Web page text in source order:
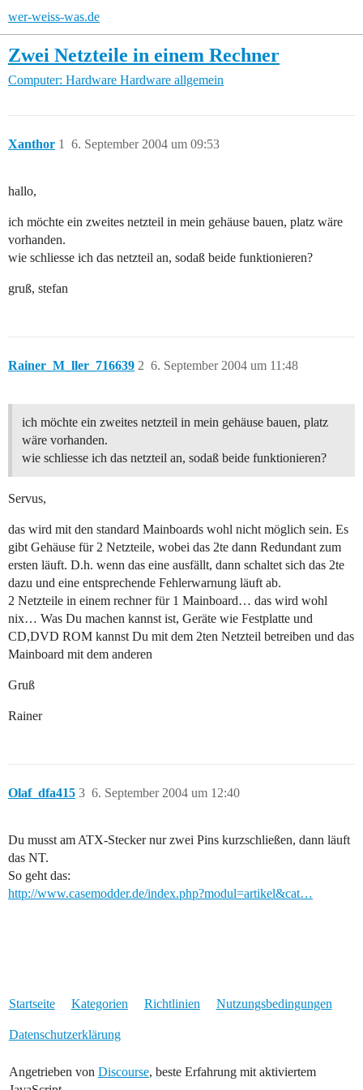
wer-weiss-was.de
Zwei Netzteile in einem Rechner
Computer: Hardware Hardware allgemein
Xanthor 6. September 2004 um 09:53
1
hallo,
ich möchte ein zweites netzteil in mein gehäuse bauen, platz wäre
vorhanden.
wie schliesse ich das netzteil an, sodaß beide funktionieren?
gruß, stefan
Rainer_M_ller_716639 6. September 2004 um 11:48
2
ich möchte ein zweites netzteil in mein gehäuse bauen, platz
wäre vorhanden.
wie schliesse ich das netzteil an, sodaß beide funktionieren?
Servus,
das wird mit den standard Mainboards wohl nicht möglich sein. Es
gibt Gehäuse für 2 Netzteile, wobei das 2te dann Redundant zum
ersten läuft. D.h. wenn das eine ausfällt, dann schaltet sich das 2te
dazu und eine entsprechende Fehlerwarnung läuft ab.
2 Netzteile in einem rechner für 1 Mainboard… das wird wohl
nix… Was Du machen kannst ist, Geräte wie Festplatte und
CD,DVD ROM kannst Du mit dem 2ten Netzteil betreiben und das
Mainboard mit dem anderen
Gruß
Rainer
Olaf_dfa415 6. September 2004 um 12:40
3
Du musst am ATX-Stecker nur zwei Pins kurzschließen, dann läuft
das NT.
So geht das:
http://www.casemodder.de/index.php?modul=artikel&cat…
Startseite Kategorien Richtlinien Nutzungsbedingungen
Datenschutzerklärung
Angetrieben von Discourse, beste Erfahrung mit aktiviertem